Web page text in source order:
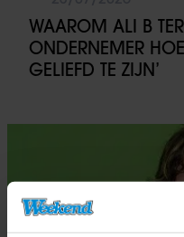
WAAROM ALI B
ONDERNEMER
GELIEFD TE ZIJN’